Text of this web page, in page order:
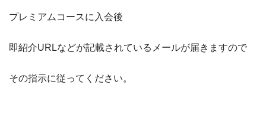
プレミアムコースに入会後
即紹介URLなどが記載されているメールが届きますので
その指示に従ってください。